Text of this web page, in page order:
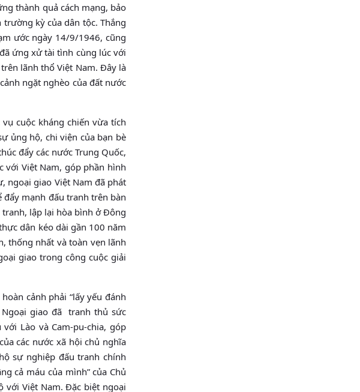
thành quả cách mạng, bảo
kỳ của dân tộc. Thắng
ước ngày 14/9/1946, cũng
ứng xử tài tình cùng lúc với
lãnh thổ Việt Nam. Đây là
ngặt nghèo của đất nước
cuộc kháng chiến vừa tích
ủng hộ, chi viện của bạn bè
đẩy các nước Trung Quốc,
với Việt Nam, góp phần hình
ngoại giao Việt Nam đã phát
mạnh đấu tranh trên bàn
lập lại hòa bình ở Đông
dân kéo dài gần 100 năm
thống nhất và toàn vẹn lãnh
giao trong công cuộc giải
cảnh phải “lấy yếu đánh
Ngoại giao đã tranh thủ sức
Lào và Cam-pu-chia, góp
các nước xã hội chủ nghĩa
sự nghiệp đấu tranh chính
cả máu của mình” của Chủ
với Việt Nam. Đặc biệt ngoại